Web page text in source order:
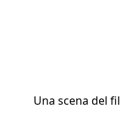
Una scena del